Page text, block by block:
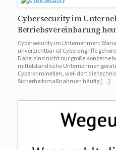
Cybersecurity im
Betriebsvereinbarung
Cybersecurity im Unternehmen:
unverzichtbar ist Cyberangriffe
Dabei sind nicht nur große Konzerne
mittelständische Unternehmen
Cyberkriminellen, weil dort die
Sicherheitsmaßnahmen häufig […]